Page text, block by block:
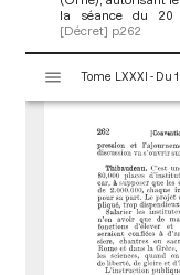
la séance du 20
[Décret] p.262
s